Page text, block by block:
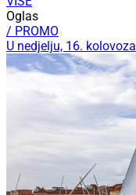
Oglas
/ PROMO
U nedjelju, 16. kolovoza